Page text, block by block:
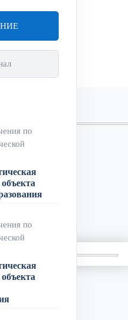
по
по